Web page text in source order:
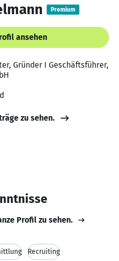
Premium
ansehen
Gründer I Geschäftsführer,
zu sehen.
Profil zu sehen.
Recruiting